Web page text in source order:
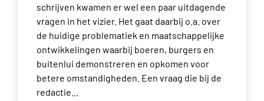
schrijven kwamen er wel een paar uitdagende
vragen in het vizier. Het gaat daarbij o.a. over
de huidige problematiek en maatschappelijke
ontwikkelingen waarbij boeren, burgers en
buitenlui demonstreren en opkomen voor
betere omstandigheden. Een vraag die bij de
redactie…